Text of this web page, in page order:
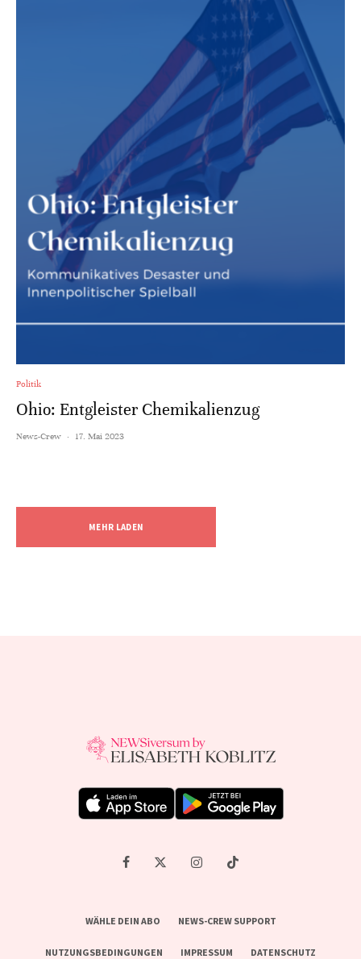
Politik
Ohio: Entgleister Chemikalienzug
News-Crew · 17. Mai 2023
MEHR LADEN
WÄHLE DEIN ABO NEWS-CREW SUPPORT
NUTZUNGSBEDINGUNGEN IMPRESSUM DATENSCHUTZ